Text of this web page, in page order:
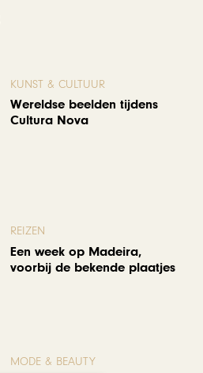
KUNST & CULTUUR
Wereldse beelden tijdens
Cultura Nova
REIZEN
Een week op Madeira,
voorbij de bekende plaatjes
MODE & BEAUTY